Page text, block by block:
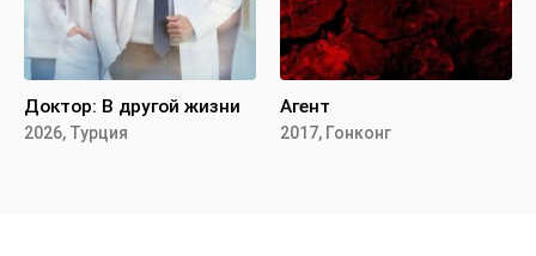
Доктор: В другой жизни
2026, Турция
Агент
2017, Гонконг